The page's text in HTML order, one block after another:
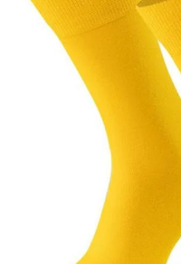
Antypoślizgowe
Ciepłe
RAJSTOPY
Ciepłe